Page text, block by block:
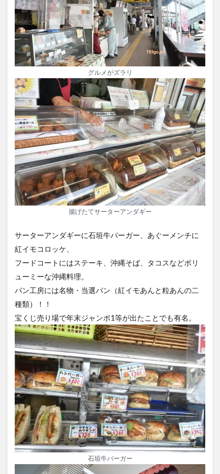
グルメがズラリ
揚げたてサーターアンダギー
サーターアンダギーに石垣牛バーガー、あぐーメンチに
紅イモコロッケ、
フードコートにはステーキ、沖縄そば、タコスなどボリ
ューミーな沖縄料理。
パン工房には名物・当選パン（紅イモあんと粒あんの二
種類）！！
宝くじ売り場で年末ジャンボ1等が出たことでも有名。
石垣牛バーガー